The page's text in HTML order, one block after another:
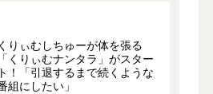
くりぃむしちゅーが体を張る
「くりぃむナンタラ」がスター
ト！「引退するまで続くような
組にしたい」